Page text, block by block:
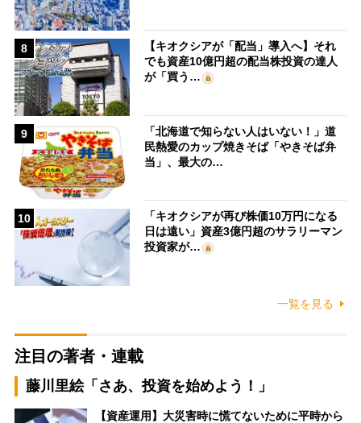
8
【キオクシアが「配当」導入へ】それ
でも資産10億円超の配当株投資の達人
が「買う…
9
「北海道で知らない人はいない！」道
民熱愛のカップ焼きそば「やきそば弁
当」、最大の…
10
「キオクシアが再び株価10万円になる
日は遠い」資産3億円超のサラリーマン
投資家が…
一覧を見る
注目の著者・連載
藤川里絵「さあ、投資を始めよう！」
【資産運用】大災害時に慌てないために平時から